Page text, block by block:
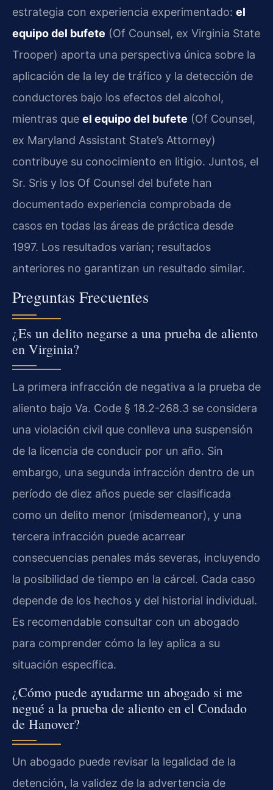
estrategia con experiencia experimentado: el
equipo del bufete (Of Counsel, ex Virginia State
Trooper) aporta una perspectiva única sobre la
aplicación de la ley de tráfico y la detección de
conductores bajo los efectos del alcohol,
mientras que el equipo del bufete (Of Counsel,
ex Maryland Assistant State’s Attorney)
contribuye su conocimiento en litigio. Juntos, el
Sr. Sris y los Of Counsel del bufete han
documentado experiencia comprobada de
casos en todas las áreas de práctica desde
1997. Los resultados varían; resultados
anteriores no garantizan un resultado similar.
Preguntas Frecuentes
¿Es un delito negarse a una prueba de aliento
en Virginia?
La primera infracción de negativa a la prueba de
aliento bajo Va. Code § 18.2-268.3 se considera
una violación civil que conlleva una suspensión
de la licencia de conducir por un año. Sin
embargo, una segunda infracción dentro de un
período de diez años puede ser clasificada
como un delito menor (misdemeanor), y una
tercera infracción puede acarrear
consecuencias penales más severas, incluyendo
la posibilidad de tiempo en la cárcel. Cada caso
depende de los hechos y del historial individual.
Es recomendable consultar con un abogado
para comprender cómo la ley aplica a su
situación específica.
¿Cómo puede ayudarme un abogado si me
negué a la prueba de aliento en el Condado
de Hanover?
Un abogado puede revisar la legalidad de la
detención, la validez de la advertencia de